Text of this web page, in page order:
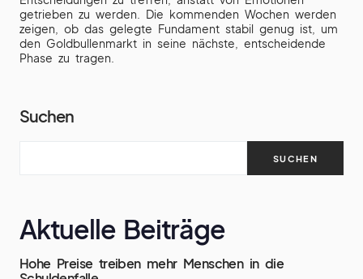
getrieben zu werden. Die kommenden Wochen werden
zeigen, ob das gelegte Fundament stabil genug ist, um
den Goldbullenmarkt in seine nächste, entscheidende
Phase zu tragen.
Suchen
SUCHEN
Aktuelle Beiträge
Hohe Preise treiben mehr Menschen in die